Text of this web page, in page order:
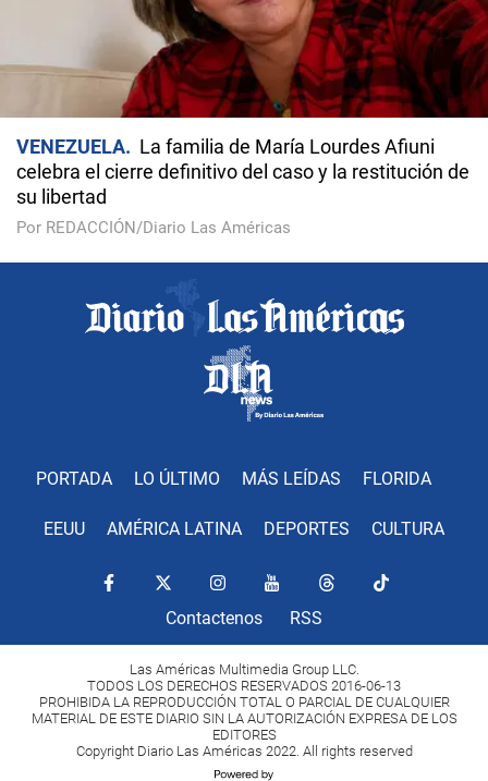
VENEZUELA
La familia de María Lourdes Afiuni
celebra el cierre definitivo del caso y la restitución de
su libertad
Por REDACCIÓN/Diario Las Américas
PORTADA LO ÚLTIMO MÁS LEÍDAS FLORIDA
EEUU AMÉRICA LATINA DEPORTES CULTURA
Contactenos RSS
Las Américas Multimedia Group LLC.
TODOS LOS DERECHOS RESERVADOS 2016-06-13
PROHIBIDA LA REPRODUCCIÓN TOTAL O PARCIAL DE CUALQUIER
MATERIAL DE ESTE DIARIO SIN LA AUTORIZACIÓN EXPRESA DE LOS
EDITORES
Copyright Diario Las Américas 2022. All rights reserved